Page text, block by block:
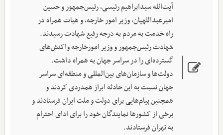
آیت‌الله سیدابراهیم رئیسی، رئیس‌جمهور و حسین
امیرعبداللهیان، وزیر امور خارجه، و هیات همراه در
راه خدمت به مردم به درجه رفیع شهادت رسیدند.
شهادت رئیس‌جمهور و وزیر امورخارجه واکنش‌های
گسترده‌ای را در سراسر جهان به همراه داشت.
دولت‌ها و سازمان‌های بین‌المللی و منطقه‌ای سراسر
جهان نسبت به این حادثه ابراز همدردی کردند و
همچنین پیام‌هایی برای دولت و ملت ایران فرستادند و
برخی از کشورها نمایندگان خود را برای ادای احترام
به تهران فرستادند.